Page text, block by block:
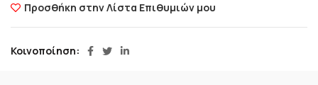
Προσθήκη στην Λίστα Επιθυμιών μου
Κοινοποίηση